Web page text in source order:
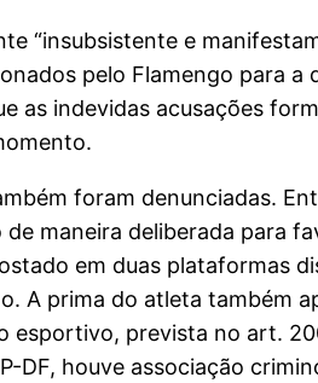
“insubsistente e
pelo Flamengo para
as indevidas acusações
foram denunciadas.
maneira deliberada para
em duas plataformas
A prima do atleta também
prevista no art.
DF, houve associação